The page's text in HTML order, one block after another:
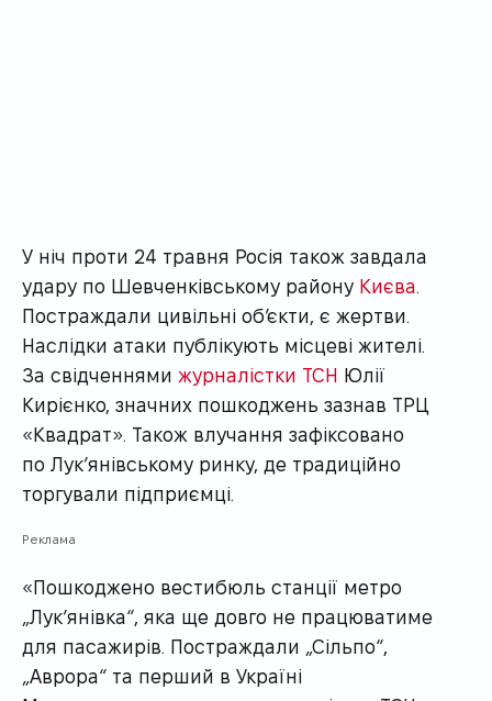
У ніч проти 24 травня Росія також завдала
удару по Шевченківському району Києва
Постраждали цивільні об’єкти, є жертви.
Наслідки атаки публікують місцеві жителі.
За свідченнями журналістки ТСН Юлії
Кирієнко, значних пошкоджень зазнав ТРЦ
«Квадрат». Також влучання зафіксовано
по Лук’янівському ринку, де традиційно
торгували підприємці.
Реклама
«Пошкоджено вестибюль станції метро
„Лук’янівка“, яка ще довго не працюватиме
для пасажирів. Постраждали „Сільпо“,
„Аврора“ та перший в Україні